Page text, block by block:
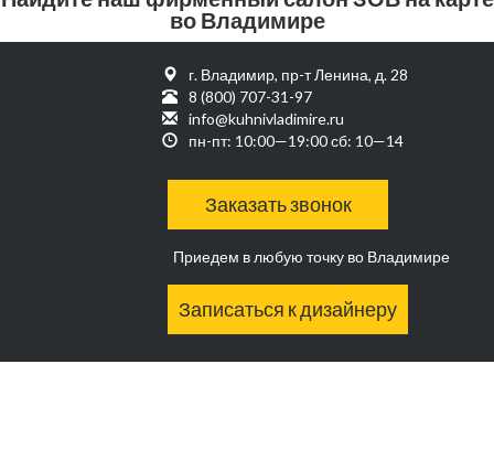
во Владимире
г. Владимир, пр-т Ленина, д. 28
8 (800) 707-31-97
info@kuhnivladimire.ru
пн-пт: 10:00—19:00 сб: 10—14
Заказать звонок
Приедем в любую точку во Владимире
Записаться к дизайнеру